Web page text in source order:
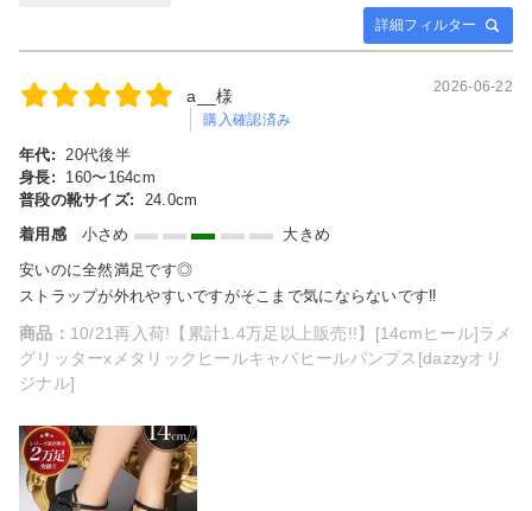
詳細フィルター
a__様
購入確認済み
2026-06-22
年代: 20代後半
身長:
160〜164cm
普段の靴サイズ:
24.0cm
着用感
小さめ
大きめ
安いのに全然満足です◎
ストラップが外れやすいですがそこまで気にならないです‼︎
商品： 10/21再入荷!【累計1.4万足以上販売!!】[14cmヒール]ラメ
グリッターxメタリックヒールキャバヒールパンプス[dazzyオリ
ジナル]